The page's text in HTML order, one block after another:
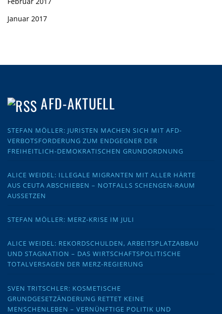
Januar 2017
AFD-AKTUELL
STEFAN MÖLLER: JURISTEN MACHEN SICH MIT AFD-
VERBOTSFORDERUNG ZUM ENDGEGNER DER
FREIHEITLICH-DEMOKRATISCHEN GRUNDORDNUNG
ALICE WEIDEL: ILLEGALE MIGRANTEN MIT ALLER HÄRTE
AUS CEUTA ABSCHIEBEN – NOTFALLS SCHENGEN-RAUM
AUSSETZEN
STEFAN MÖLLER: MERZ-KRISE IM JULI
ALICE WEIDEL: REKORDSCHULDEN, ARBEITSPLATZABBAU
UND STAGNATION – DAS WIRTSCHAFTSPOLITISCHE
TOTALVERSAGEN DER MERZ-REGIERUNG
SVEN TRITSCHLER: KOSMETISCHE
GRUNDGESETZÄNDERUNG RETTET KEINE
MENSCHENLEBEN – VERNÜNFTIGE POLITIK UND